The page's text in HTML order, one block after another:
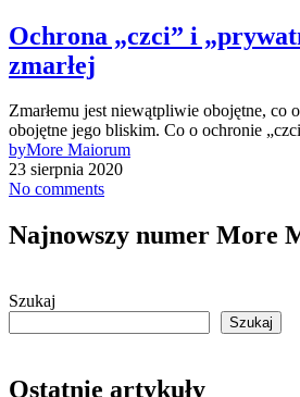
Ochrona „czci” i
zmarłej
Zmarłemu jest niewątpliwie obojętne, co
obojętne jego bliskim. Co o ochronie
byMore Maiorum
23 sierpnia 2020
No comments
Najnowszy numer More
Szukaj
Szukaj
Ostatnie artykuły